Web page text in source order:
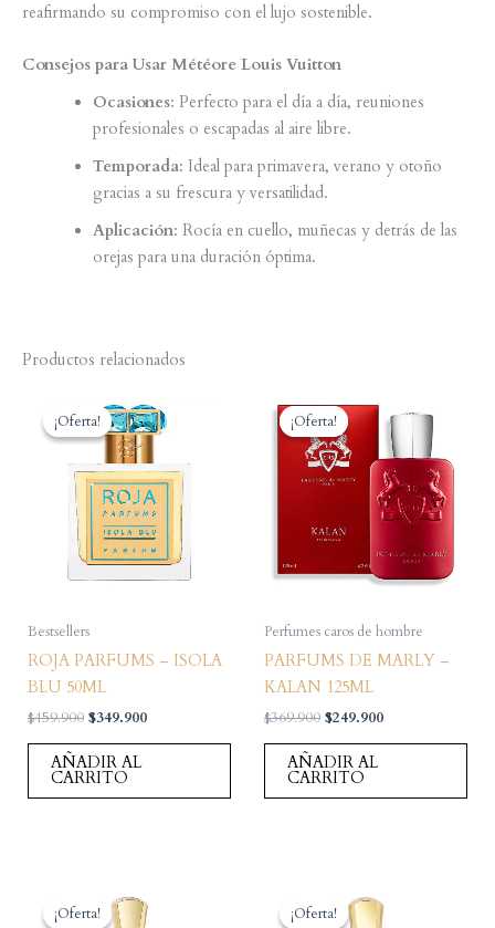
reafirmando su compromiso con el lujo sostenible.
Consejos para Usar Météore Louis Vuitton
Ocasiones: Perfecto para el día a día, reuniones
profesionales o escapadas al aire libre.
Temporada: Ideal para primavera, verano y otoño
gracias a su frescura y versatilidad.
Aplicación: Rocía en cuello, muñecas y detrás de las
orejas para una duración óptima.
Productos relacionados
¡Oferta!
¡Oferta!
Bestsellers
ROJA PARFUMS – ISOLA
BLU 50ML
$459.900 El
original
era:
$349.900El
AÑADIR AL
CARRITO
¡Oferta!
¡Oferta!
Perfumes caros de hombre
PARFUMS DE MARLY –
KALAN 125ML
$369.900 El
original
era:
$249.900El
AÑADIR AL
CARRITO
¡Oferta!
¡Oferta! ¡Oferta!
¡Oferta!